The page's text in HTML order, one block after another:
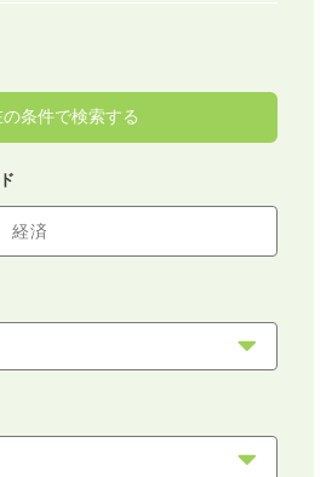
条件で検索する